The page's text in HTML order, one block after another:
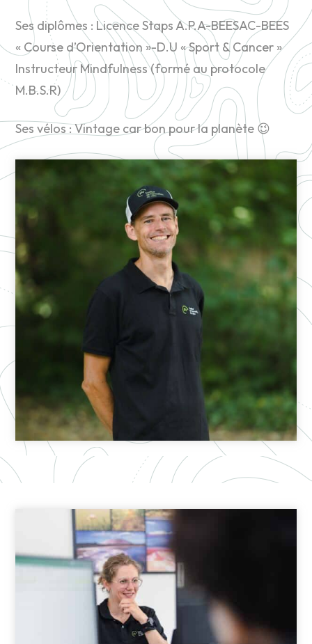
Ses diplômes : Licence Staps A.P.A-BEESAC-BEES
« Course d’Orientation »-D.U « Sport & Cancer »
Instructeur Mindfulness (formé au protocole
M.B.S.R)
Ses vélos : Vintage car bon pour la planète 😉